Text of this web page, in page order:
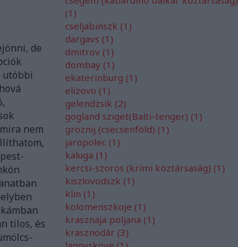
de
utóbbi
nem
tilos, és
(1 )
cseljabinszk (1 )
dargavs (1 )
dmitrov (1 )
dombay (1 )
ekaterinburg (1 )
elizovo (1 )
gelendzsik (2)
gogland sziget(Balti-tenger) (1 )
groznij (csecsenföld) (1 )
jaropolec (1 )
kaluga (1 )
kercsi-szoros (krími köztársaság) (1 )
kiszlovodszk (1 )
klin (1 )
kolomenszkoje (1 )
krasznaja poljana (1 )
krasznodár (3)